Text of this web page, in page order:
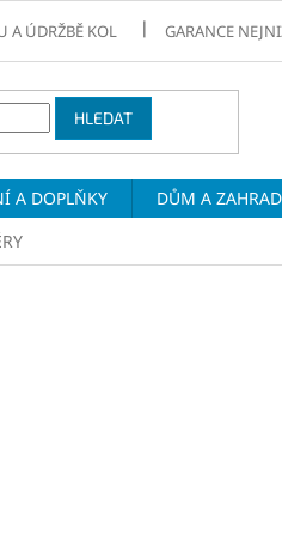
A ÚDRŽBĚ KOL GARANCE
HLEDAT
A DOPLŇKY DŮM A